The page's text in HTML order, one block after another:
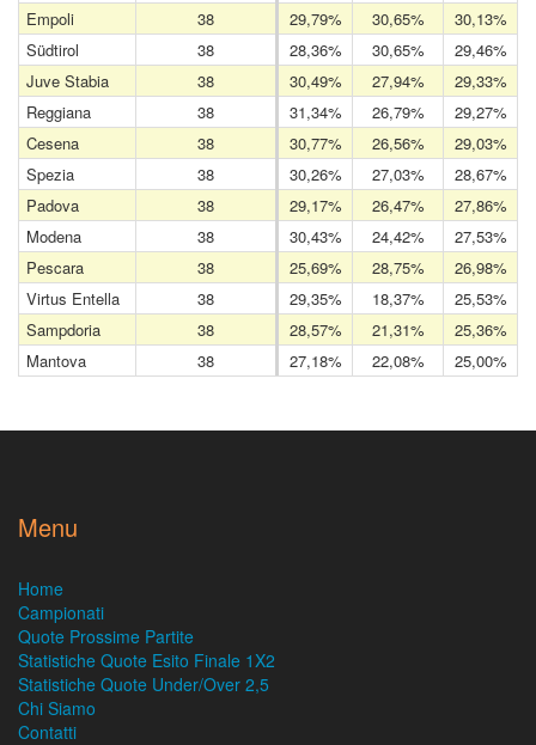
Empoli
38 29,79% 30,65%
30,13%
Südtirol
38 28,36% 30,65%
29,46%
Juve Stabia
38 30,49% 27,94%
29,33%
Reggiana
38 31,34% 26,79%
29,27%
Cesena
38 30,77% 26,56%
29,03%
Spezia
38 30,26% 27,03%
28,67%
Padova
38 29,17% 26,47%
27,86%
Modena
38 30,43% 24,42%
27,53%
Pescara
38 25,69% 28,75%
26,98%
Virtus Entella
38 29,35% 18,37%
25,53%
Sampdoria
38 28,57% 21,31%
25,36%
Mantova
38 27,18% 22,08% 25,00%
Menu
Home
Campionati
Quote Prossime Partite
Statistiche Quote Esito Finale 1X2
Statistiche Quote Under/Over 2,5
Chi Siamo
Contatti